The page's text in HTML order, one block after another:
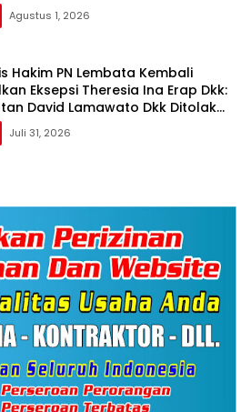
Agustus 1, 2026
Hakim PN Lembata Kembali
Eksepsi Theresia Ina Erap Dkk:
David Lamawato Dkk Ditolak
Kalinya
Juli 31, 2026